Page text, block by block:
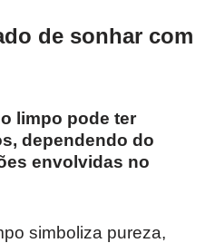
de sonhar com
limpo pode ter
dependendo do
envolvidas no
simboliza pureza,